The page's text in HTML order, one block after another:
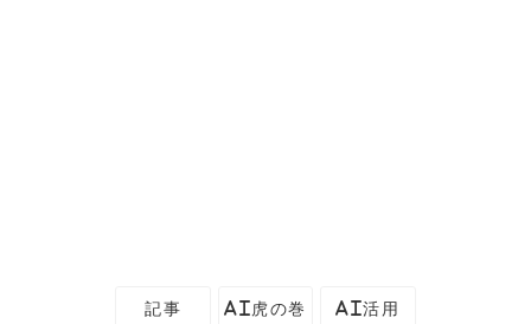
記事 AI虎の巻 AI活用